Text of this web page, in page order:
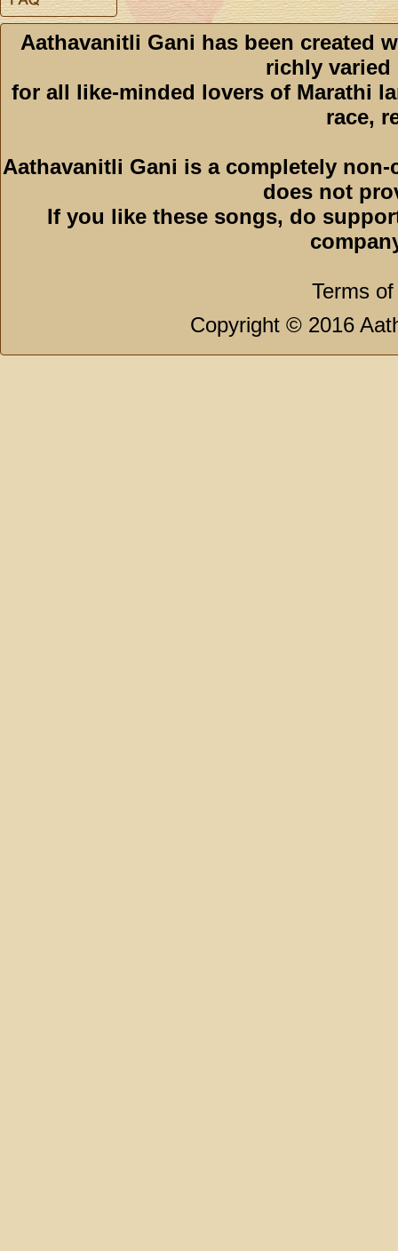
Aathavanitli Gani has been created
richly varied
for all like-minded lovers of Marathi
race,
Aathavanitli Gani is a completely
does not
If you like these songs, do
Terms
Copyright © 2016